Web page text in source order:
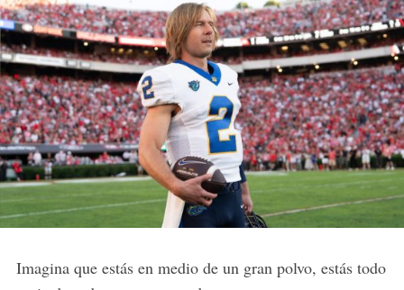
Imagina que estás en medio de un gran polvo, estás todo